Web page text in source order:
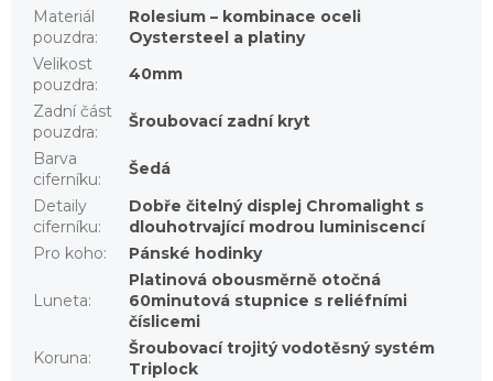
Materiál
pouzdra:
Rolesium – kombinace oceli
Oystersteel a platiny
Velikost
pouzdra:
40mm
Zadní část
pouzdra:
Šroubovací zadní kryt
Barva
ciferníku:
Šedá
Detaily
ciferníku:
Dobře čitelný displej Chromalight s
dlouhotrvající modrou luminiscencí
Pro koho: Pánské hodinky
Luneta:
Platinová obousměrně otočná
60minutová stupnice s reliéfními
číslicemi
Koruna:
Šroubovací trojitý vodotěsný systém
Triplock